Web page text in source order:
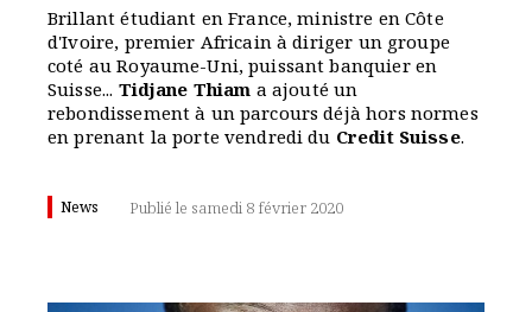
Brillant étudiant en France, ministre en Côte
d'Ivoire, premier Africain à diriger un groupe
coté au Royaume-Uni, puissant banquier en
Suisse... Tidjane Thiam a ajouté un
rebondissement à un parcours déjà hors normes
en prenant la porte vendredi du Credit Suisse.
News Publié le samedi 8 février 2020